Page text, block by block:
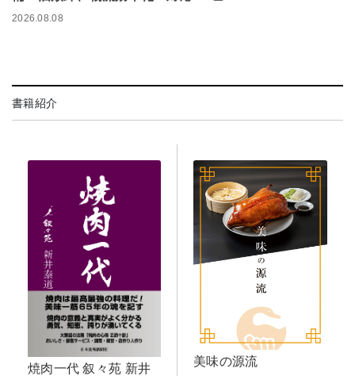
2026.08.08
書籍紹介
焼肉一代 叙々苑 新井
美味の源流